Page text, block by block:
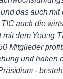
das auch mit
auch die
dem Young
Mitglieder
und haben
-